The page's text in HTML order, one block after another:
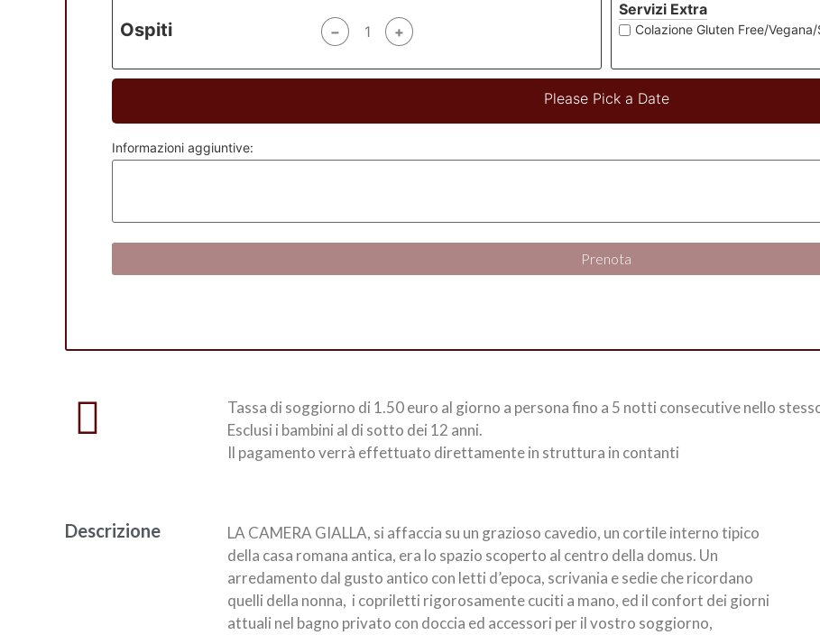
Ospiti − +
Servizi Extra
Colazione Gluten Free/
Please Pick a Date
Informazioni aggiuntive:
Prenota
Tassa di soggiorno di 1.50 euro al giorno a persona fino a 5 notti consecutive nello
Esclusi i bambini al di sotto dei 12 anni.
Il pagamento verrà effettuato direttamente in struttura in contanti
Descrizione
LA CAMERA GIALLA, si affaccia su un grazioso cavedio, un cortile interno tipico
della casa romana antica, era lo spazio scoperto al centro della domus. Un
arredamento dal gusto antico con letti d’epoca, scrivania e sedie che ricordano
quelli della nonna, i copriletti rigorosamente cuciti a mano, ed il confort dei giorni
attuali nel bagno privato con doccia ed accessori per il vostro soggiorno,